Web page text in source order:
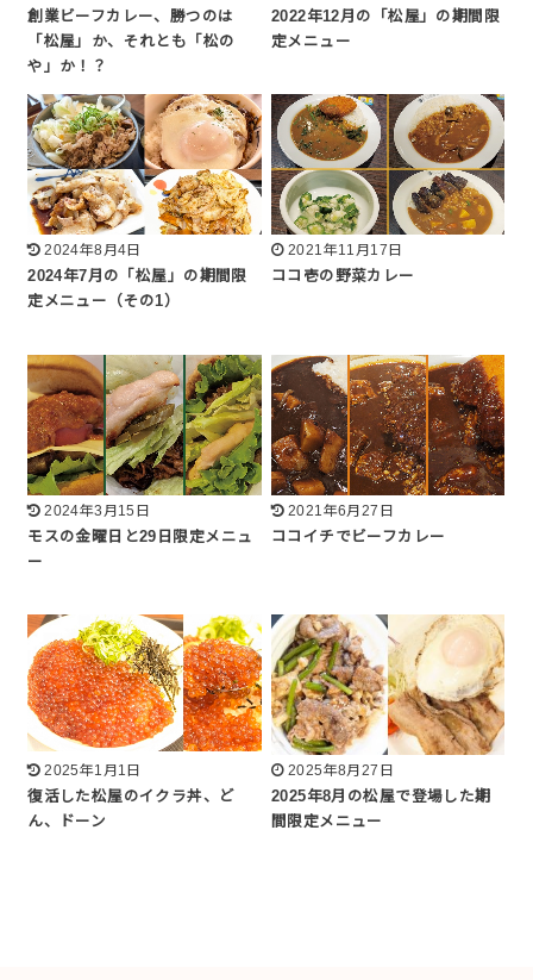
創業ビーフカレー、勝つのは
「松屋」か、それとも「松の
や」か！？
2022年12月の「松屋」の期間限
定メニュー
2024年8月4日
2024年7月の「松屋」の期間限
定メニュー（その1）
2021年11月17日
ココ壱の野菜カレー
2024年3月15日
モスの金曜日と29日限定メニュ
ー
2021年6月27日
ココイチでビーフカレー
2025年1月1日
復活した松屋のイクラ丼、ど
ん、ドーン
2025年8月27日
2025年8月の松屋で登場した期
間限定メニュー